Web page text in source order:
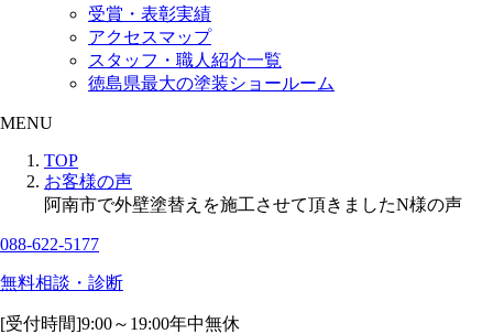
受賞・表彰実績
アクセスマップ
スタッフ・職人紹介一覧
徳島県最大の塗装ショールーム
MENU
TOP
お客様の声
阿南市で外壁塗替えを施工させて頂きましたN様の声
088-622-5177
無料相談・診断
[受付時間]9:00～19:00年中無休